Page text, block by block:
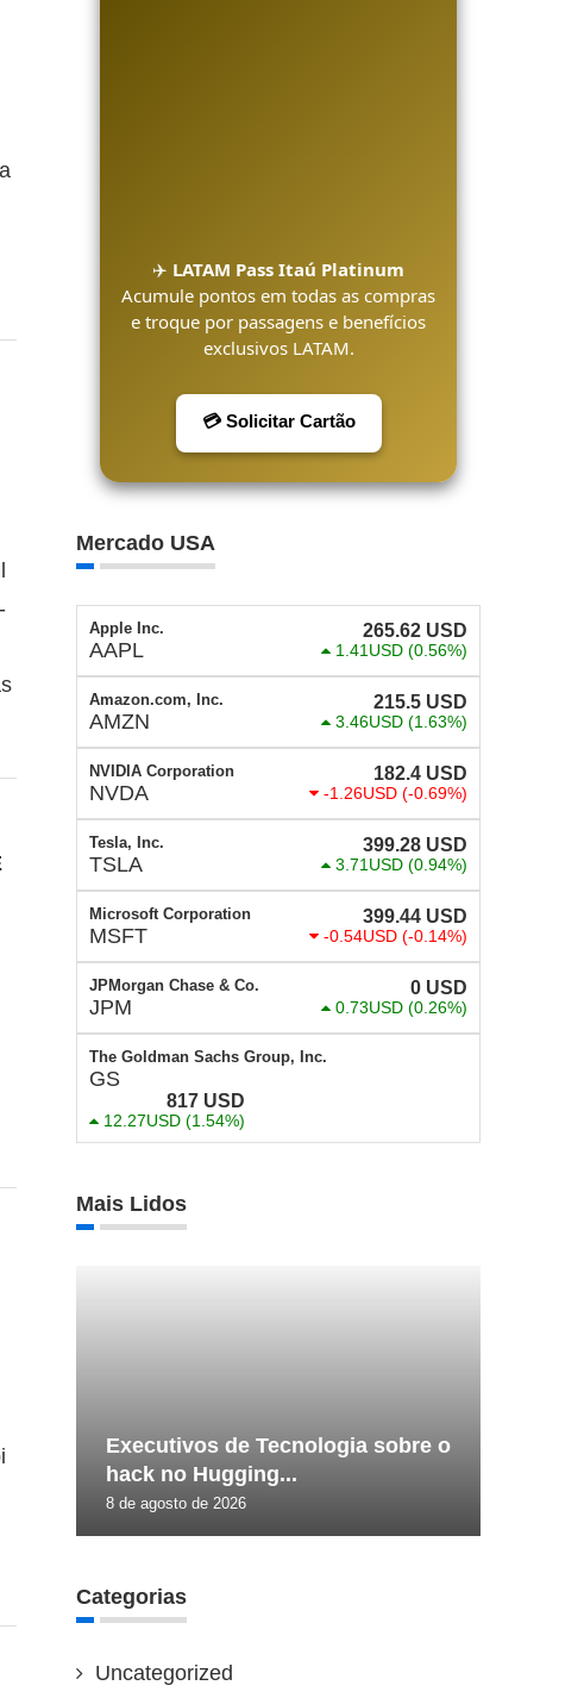
✈️ LATAM Pass Itaú Platinum
Acumule pontos em todas as compras
e troque por passagens e benefícios
exclusivos LATAM.
💳 Solicitar Cartão
Mercado USA
Apple Inc.
AAPL
265.62 USD
1.41USD (0.56%)
Amazon.com, Inc.
AMZN
215.5 USD
3.46USD (1.63%)
NVIDIA Corporation
NVDA
182.4 USD
-1.26USD (-0.69%)
Tesla, Inc.
TSLA
399.28 USD
3.71USD (0.94%)
Microsoft Corporation
MSFT
399.44 USD
-0.54USD (-0.14%)
JPMorgan Chase & Co.
JPM
0 USD
0.73USD (0.26%)
The Goldman Sachs Group, Inc.
GS
817 USD
12.27USD (1.54%)
Mais Lidos
Executivos de Tecnologia sobre o
hack no Hugging...
8 de agosto de 2026
Categorias
Uncategorized